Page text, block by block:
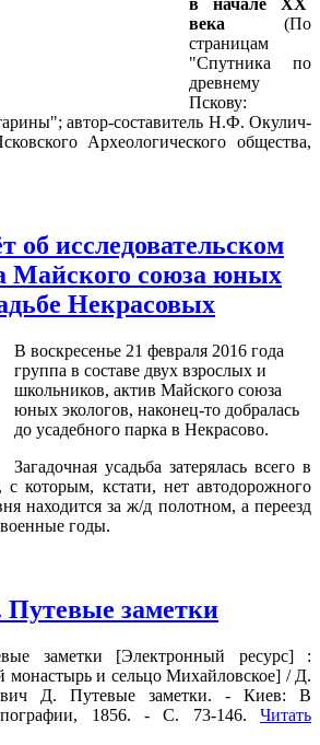
в начале XX
века (По
страницам
"Спутника по
древнему
Пскову:
автор-составитель Н.Ф. Окулич-
Археологического общества,
об исследовательском
Майского союза юных
Некрасовых
В воскресенье 21 февраля 2016 года
группа в составе двух взрослых и
школьников, актив Майского союза
юных экологов, наконец-то добралась
до усадебного парка в Некрасово.
Загадочная усадьба затерялась всего в
которым, кстати, нет автодорожного
находится за ж/д полотном, а переезд
годы.
заметки
заметки [Электронный ресурс] :
монастырь и сельцо Михайловское] / Д.
Д. Путевые заметки. - Киев: В
1856. - С. 73-146. Читать